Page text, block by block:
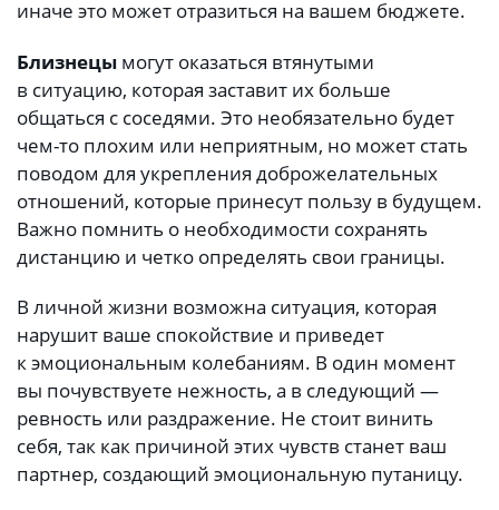
иначе это может отразиться на вашем бюджете.
Близнецы могут оказаться втянутыми
в ситуацию, которая заставит их больше
общаться с соседями. Это необязательно будет
чем-то плохим или неприятным, но может стать
поводом для укрепления доброжелательных
отношений, которые принесут пользу в будущем.
Важно помнить о необходимости сохранять
дистанцию и четко определять свои границы.
В личной жизни возможна ситуация, которая
нарушит ваше спокойствие и приведет
к эмоциональным колебаниям. В один момент
вы почувствуете нежность, а в следующий —
ревность или раздражение. Не стоит винить
себя, так как причиной этих чувств станет ваш
партнер, создающий эмоциональную путаницу.